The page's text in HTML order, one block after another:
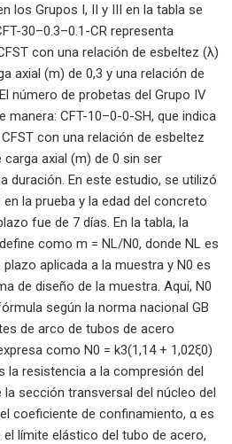
los Grupos I, II y III en la tabla se
30–0.3–0.1-CR representa
con una relación de esbeltez (λ)
axial (m) de 0,3 y una relación de
número de probetas del Grupo IV
manera: CFT-10–0-0-SH, que indica
con una relación de esbeltez
axial (m) de 0 sin ser
duración. En este estudio, se utilizó
la prueba y la edad del concreto
fue de 7 días. En la tabla, la
como m = NL/N0, donde NL es
aplicada a la muestra y N0 es
de diseño de la muestra. Aquí, N0
según la norma nacional GB
de arco de tubos de acero
como N0 = k3(1,14 + 1,02ξ0)
la resistencia a la compresión del
sección transversal del núcleo del
coeficiente de confinamiento, α es
límite elástico del tubo de acero,